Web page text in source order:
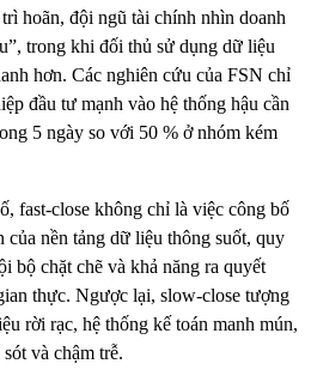
hoãn, đội ngũ tài chính nhìn doanh
trong khi đối thủ sử dụng dữ liệu
hơn. Các nghiên cứu của FSN chỉ
đầu tư mạnh vào hệ thống hậu cần
5 ngày so với 50 % ở nhóm kém
fast‑close không chỉ là việc công bố
của nền tảng dữ liệu thông suốt, quy
bộ chặt chẽ và khả năng ra quyết
thực. Ngược lại, slow‑close tượng
rời rạc, hệ thống kế toán manh mún,
và chậm trễ.